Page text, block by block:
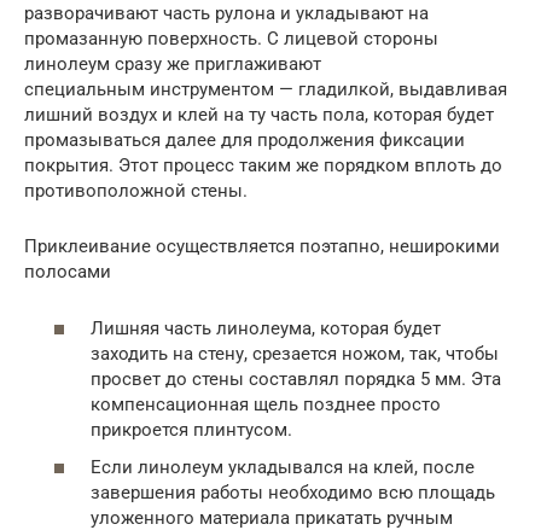
разворачивают часть рулона и укладывают на
промазанную поверхность. С лицевой стороны
линолеум сразу же приглаживают
специальным инструментом — гладилкой, выдавливая
лишний воздух и клей на ту часть пола, которая будет
промазываться далее для продолжения фиксации
покрытия. Этот процесс таким же порядком вплоть до
противоположной стены.
Приклеивание осуществляется поэтапно, неширокими
полосами
Лишняя часть линолеума, которая будет
заходить на стену, срезается ножом, так, чтобы
просвет до стены составлял порядка 5 мм. Эта
компенсационная щель позднее просто
прикроется плинтусом.
Если линолеум укладывался на клей, после
завершения работы необходимо всю площадь
уложенного материала прикатать ручным